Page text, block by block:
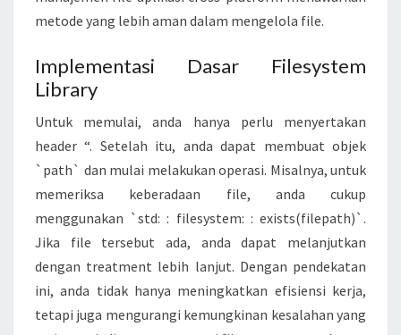
S
L
A
T
O
R
M
metode yang lebih aman dalam mengelola file.
Implementasi Dasar Filesystem
Library
Untuk memulai, anda hanya perlu menyertakan
header “. Setelah itu, anda dapat membuat objek
`path` dan mulai melakukan operasi. Misalnya, untuk
memeriksa keberadaan file, anda cukup
menggunakan `std: : filesystem: : exists(filepath)`.
Jika file tersebut ada, anda dapat melanjutkan
dengan treatment lebih lanjut. Dengan pendekatan
ini, anda tidak hanya meningkatkan efisiensi kerja,
tetapi juga mengurangi kemungkinan kesalahan yang